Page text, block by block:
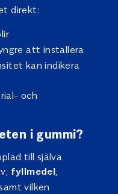
direkt:
att installera
kan indikera
och
i gummi?
till själva
fyllmedel
vilken